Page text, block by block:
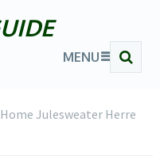
MENU
Julesweater Herre